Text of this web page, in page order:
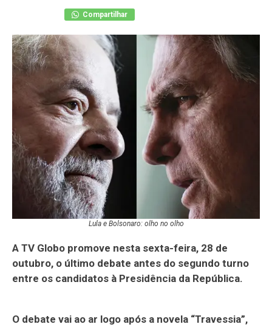
Compartilhar
Lula e Bolsonaro: olho no olho
A TV Globo promove nesta sexta-feira, 28 de
outubro, o último debate antes do segundo turno
entre os candidatos à Presidência da República.
O debate vai ao ar logo após a novela “Travessia”,